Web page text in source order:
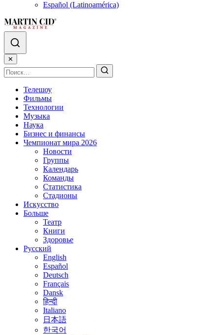
Español (Latinoamérica)
✕
Телешоу
Фильмы
Технологии
Музыка
Наука
Бизнес и финансы
Чемпионат мира 2026
Новости
Группы
Календарь
Команды
Статистика
Стадионы
Искусство
Больше
Театр
Книги
Здоровье
Русский
English
Español
Deutsch
Français
Dansk
हिन्दी
Italiano
日本語
한국어